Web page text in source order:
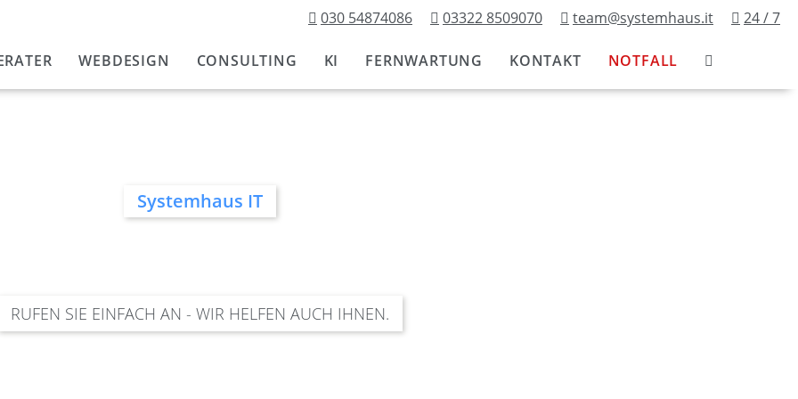
030 54874086 03322 8509070 team@systemhaus.it 24 / 7
überspringen
WEBDESIGN CONSULTING KI FERNWARTUNG KONTAKT NOTFALL
Systemhaus IT
RUFEN SIE EINFACH AN - WIR HELFEN AUCH IHNEN.